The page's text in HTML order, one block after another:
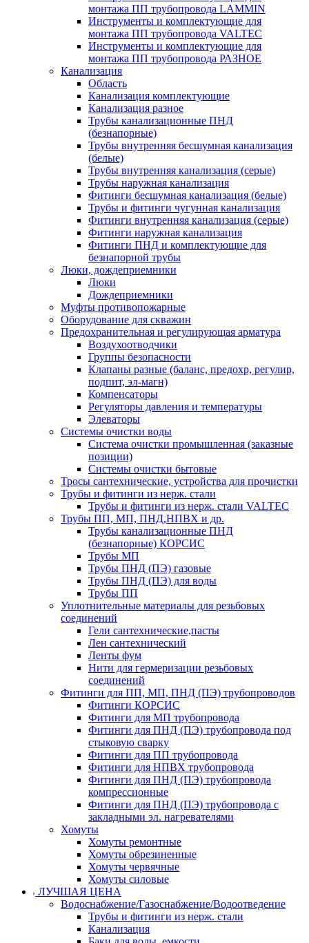
монтажа ПП трубопровода LAMMIN
Инструменты и комплектующие для
монтажа ПП трубопровода VALTEC
Инструменты и комплектующие для
монтажа ПП трубопровода РАЗНОЕ
Канализация
Область
Канализация комплектующие
Канализация разное
Трубы канализационные ПНД
(безнапорные)
Трубы внутренняя бесшумная канализация
(белые)
Трубы внутренняя канализация (серые)
Трубы наружная канализация
Фитинги бесшумная канализация (белые)
Трубы и фитинги чугунная канализация
Фитинги внутренняя канализация (серые)
Фитинги наружная канализация
Фитинги ПНД и комплектующие для
безнапорной трубы
Люки, дождеприемники
Люки
Дождеприемники
Муфты противопожарные
Оборудование для скважин
Предохранительная и регулирующая арматура
Воздухоотводчики
Группы безопасности
Клапаны разные (баланс, предохр, регулир,
подпит, эл-магн)
Компенсаторы
Регуляторы давления и температуры
Элеваторы
Системы очистки воды
Система очистки промышленная (заказные
позиции)
Системы очистки бытовые
Тросы сантехнические, устройства для прочистки
Трубы и фитинги из нерж. стали
Трубы и фитинги из нерж. стали VALTEC
Трубы ПП, МП, ПНД,НПВХ и др.
Трубы канализационные ПНД
(безнапорные) КОРСИС
Трубы МП
Трубы ПНД (ПЭ) газовые
Трубы ПНД (ПЭ) для воды
Трубы ПП
Уплотнительные материалы для резьбовых
соединений
Гели сантехнические,пасты
Лен сантехнический
Ленты фум
Нити для гермеризации резьбовых
соединений
Фитинги для ПП, МП, ПНД (ПЭ) трубопроводов
Фитинги КОРСИС
Фитинги для МП трубопровода
Фитинги для ПНД (ПЭ) трубопровода под
стыковую сварку
Фитинги для ПП трубопровода
Фитинги для НПВХ трубопровода
Фитинги для ПНД (ПЭ) трубопровода
компрессионные
Фитинги для ПНД (ПЭ) трубопровода с
закладными эл. нагревателями
Хомуты
Хомуты ремонтные
Хомуты обрезиненные
Хомуты червячные
Хомуты силовые
ЛУЧШАЯ ЦЕНА
Водоснабжение/Газоснабжение/Водоотведение
Трубы и фитинги из нерж. стали
Канализация